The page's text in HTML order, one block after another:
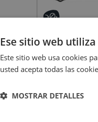
NEVIR NVR-
Smart TV
162,45
Ese sitio web
Este sitio web usa cookies
usted acepta todas las
MOSTRAR DETALLES